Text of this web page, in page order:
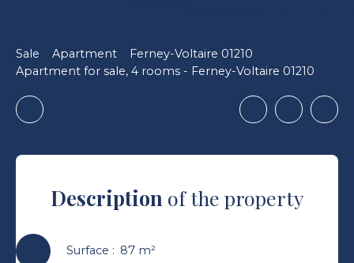
Sale Apartment
Ferney-Voltaire 01210
Apartment for sale, 4 rooms - Ferney-Voltaire 01210
Description of the property
Surface : 87 m²